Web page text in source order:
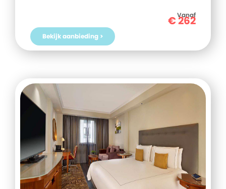
gunstig gelegen tussen het centrum van Londen en
Heathrow Airport, met uitstekende verbindingen via het
openbaar vervoer. Ervaar de gastvrijheid en het comfort van
Holiday Inn London Brentford Lock en boek nu je verblijf bij
D-reizen voor een onvergetelijke ervaring!
Vanaf
€262
Bekijk aanbieding >